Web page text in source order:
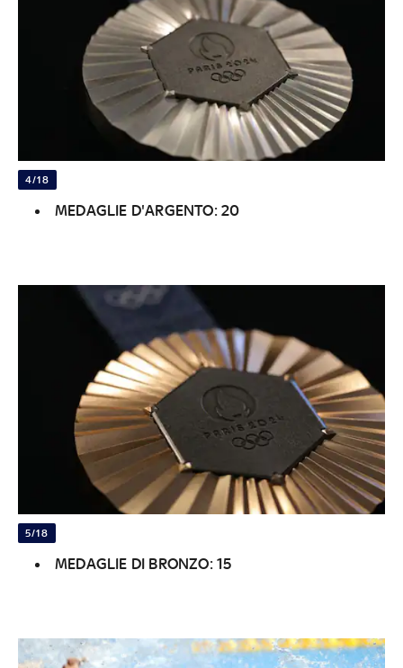
4/18
MEDAGLIE D'ARGENTO: 20
5/18
MEDAGLIE DI BRONZO: 15